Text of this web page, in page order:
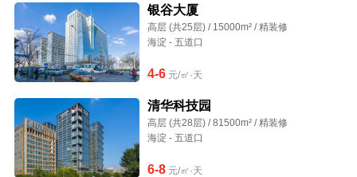
银谷大厦
高层 (共25层) / 15000m² / 精装修
海淀 - 五道口
4-6元/㎡·天
清华科技园
高层 (共28层) / 81500m² / 精装修
海淀 - 五道口
6-8元/㎡·天